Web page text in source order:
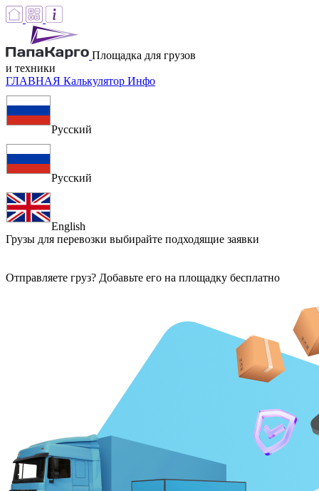
Площадка для грузов
и техники
ГЛАВНАЯ Калькулятор Инфо
Русский
Русский
English
Грузы для перевозки выбирайте подходящие заявки
Отправляете груз? Добавьте его на площадку бесплатно